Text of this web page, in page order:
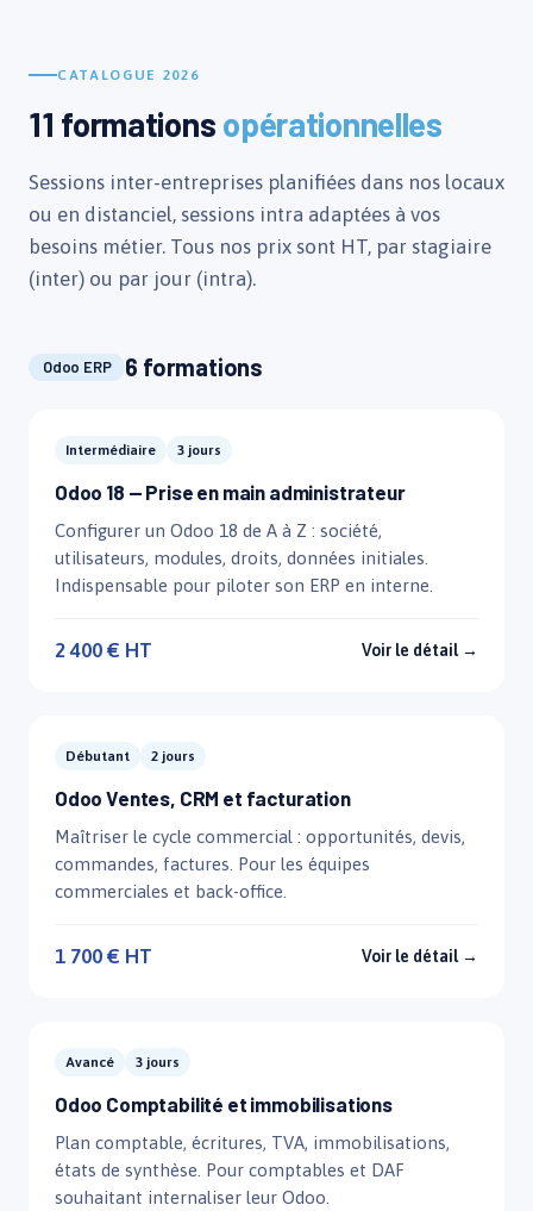
CATALOGUE 2026
11 formations opérationnelles
Sessions inter-entreprises planifiées dans nos locaux
ou en distanciel, sessions intra adaptées à vos
besoins métier. Tous nos prix sont HT, par stagiaire
(inter) ou par jour (intra).
Odoo ERP 6 formations
Intermédiaire 3 jours
Odoo 18 — Prise en main administrateur
Configurer un Odoo 18 de A à Z : société,
utilisateurs, modules, droits, données initiales.
Indispensable pour piloter son ERP en interne.
2 400 € HT Voir le détail →
Débutant 2 jours
Odoo Ventes, CRM et facturation
Maîtriser le cycle commercial : opportunités, devis,
commandes, factures. Pour les équipes
commerciales et back-office.
1 700 € HT Voir le détail →
Avancé 3 jours
Odoo Comptabilité et immobilisations
Plan comptable, écritures, TVA, immobilisations,
états de synthèse. Pour comptables et DAF
souhaitant internaliser leur Odoo.